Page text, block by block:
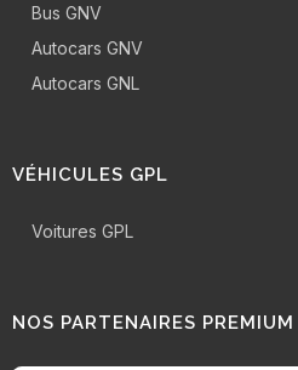
Bus GNV
Autocars GNV
Autocars GNL
VÉHICULES GPL
Voitures GPL
NOS PARTENAIRES PREMIUM